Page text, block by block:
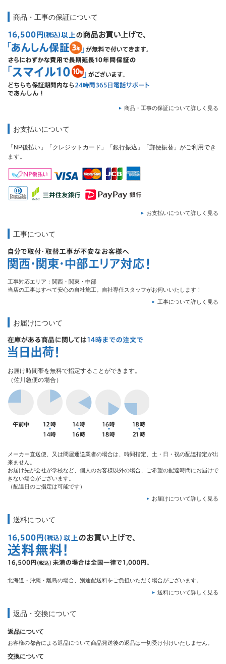
商品・工事の保証について
商品・工事の保証について詳しく見る
お支払いについて
「NP後払い」「クレジットカード」「銀行振込」「郵便振替」がご利用でき
ます。
お支払いについて詳しく見る
工事について
工事対応エリア：関西・関東・中部
当店の工事はすべて安心の自社施工。自社専任スタッフがお伺いいたします！
工事について詳しく見る
お届けについて
お届け時間帯を無料で指定することができます。
（佐川急便の場合）
メーカー直送便、又は問屋運送業者の場合は、時間指定、土・日・祝の配達指定が出
来ません。
お届け先が会社が学校など、個人のお客様以外の場合、ご希望の配達時間にお届けで
きない場合がございます。
（配達日のご指定は可能です）
お届けについて詳しく見る
送料について
北海道・沖縄・離島の場合、別途配送料をご負担いただく場合がございます。
送料について詳しく見る
返品・交換について
返品について
お客様の都合による返品について商品発送後の返品は一切受け付けいたしません。
交換について